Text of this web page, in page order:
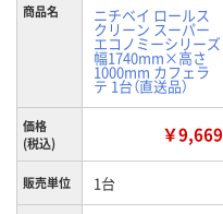
商品名 ニチベイ ロールス
クリーン スーパー
エコノミーシリーズ
幅1740mm×高さ
1000mm カフェラ
テ 1台（直送品）
価格
(税込)
￥9,669
販売単位 1台